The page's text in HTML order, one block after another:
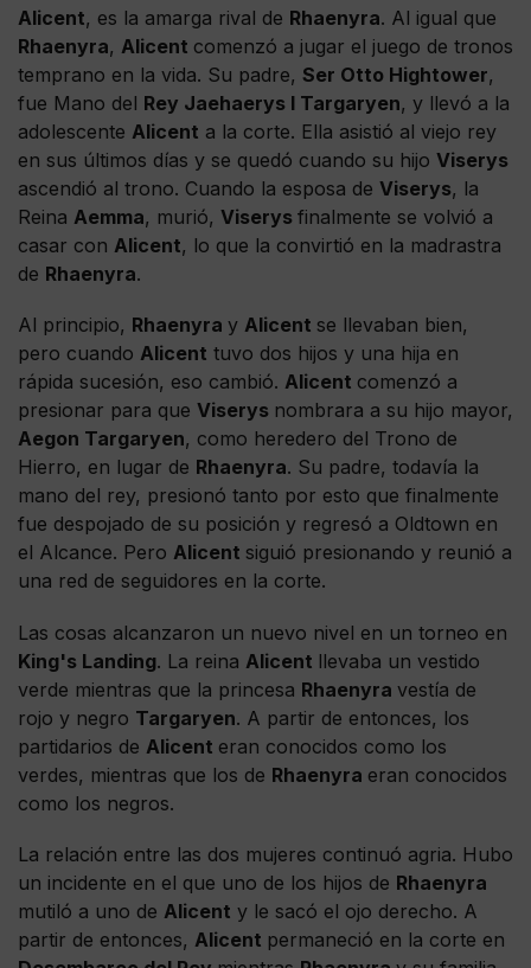
Alicent, es la amarga rival de Rhaenyra. Al igual que
Rhaenyra, Alicent comenzó a jugar el juego de tronos
temprano en la vida. Su padre, Ser Otto Hightower,
fue Mano del Rey Jaehaerys I Targaryen, y llevó a la
adolescente Alicent a la corte. Ella asistió al viejo rey
en sus últimos días y se quedó cuando su hijo Viserys
ascendió al trono. Cuando la esposa de Viserys, la
Reina Aemma, murió, Viserys finalmente se volvió a
casar con Alicent, lo que la convirtió en la madrastra
de Rhaenyra.
Al principio, Rhaenyra y Alicent se llevaban bien,
pero cuando Alicent tuvo dos hijos y una hija en
rápida sucesión, eso cambió. Alicent comenzó a
presionar para que Viserys nombrara a su hijo mayor,
Aegon Targaryen, como heredero del Trono de
Hierro, en lugar de Rhaenyra. Su padre, todavía la
mano del rey, presionó tanto por esto que finalmente
fue despojado de su posición y regresó a Oldtown en
el Alcance. Pero Alicent siguió presionando y reunió a
una red de seguidores en la corte.
Las cosas alcanzaron un nuevo nivel en un torneo en
King's Landing. La reina Alicent llevaba un vestido
verde mientras que la princesa Rhaenyra vestía de
rojo y negro Targaryen. A partir de entonces, los
partidarios de Alicent eran conocidos como los
verdes, mientras que los de Rhaenyra eran conocidos
como los negros.
La relación entre las dos mujeres continuó agria. Hubo
un incidente en el que uno de los hijos de Rhaenyra
mutiló a uno de Alicent y le sacó el ojo derecho. A
partir de entonces, Alicent permaneció en la corte en